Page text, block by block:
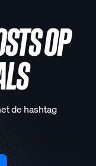
OP
de hashtag